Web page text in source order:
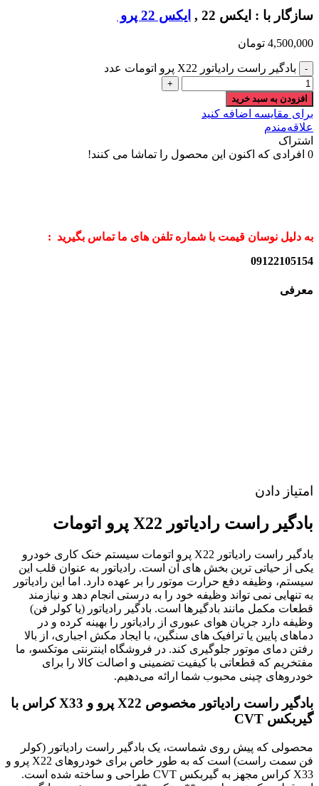
سازگار با : ایکس 22 , ایکس 22 پرو
4,500,000 تومان
بادگیر راست رادیاتور X22 پرو اتومات عدد
افزودن به سبد خرید
برای مقایسه اضافه کنید
علاقه‌مندم
اشتراک
0 افرادی که اکنون این محصول را تماشا می کنند!
به دلیل نوسان قیمت با شماره تلفن های ما تماس بگیرید :
09122105154
معرفی
امتیاز دادن
بادگیر راست رادیاتور X22 پرو اتومات
بادگیر راست رادیاتور X22 پرو اتومات سیستم خنک کاری خودرو
یکی از حیاتی ترین بخش های آن است. رادیاتور به عنوان قلب این
سیستم، وظیفه دفع حرارت موتور را بر عهده دارد. اما این رادیاتور
به تنهایی نمی تواند وظیفه خود را به درستی انجام دهد و نیازمند
قطعات مکمل مانند بادگیرها است. بادگیر رادیاتور (یا کولر فن)
وظیفه دارد جریان هوای عبوری از رادیاتور را بهینه کرده و در
دماهای پایین یا ترافیک های سنگین، با ایجاد مکش اجباری، از بالا
رفتن دمای موتور جلوگیری کند. در فروشگاه اینترنتی موتکسو، ما
مفتخریم که قطعاتی با کیفیت تضمینی و اصالت کالا را برای
خودروهای چینی محبوب شما ارائه می‌دهیم.
بادگیر راست رادیاتور مخصوص X22 پرو و X33 کراس با
گیربکس CVT
محصولی که پیش روی شماست، یک بادگیر راست رادیاتور (کولر
فن سمت راست) است که به طور خاص برای خودروهای X22 پرو و
X33 کراس مجهز به گیربکس CVT طراحی و ساخته شده است.